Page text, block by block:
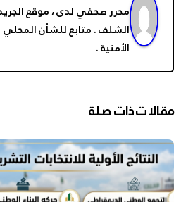
محرر صحفي لدى ، موقع
الشلف . متابع للشأن
الأمنية .
مقالات ذات صلة